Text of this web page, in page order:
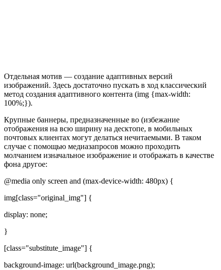
Отдельная мотив — создание адаптивных версий
изображений. Здесь достаточно пускать в ход классический
метод создания адаптивного контента (img {max-width:
100%;}).
Крупные баннеры, предназначенные во (избежание
отображения на всю ширину на десктопе, в мобильных
почтовых клиентах могут делаться нечитаемыми. В таком
случае с помощью медиазапросов можно проходить
молчанием изначальное изображение и отображать в качестве
фона другое:
@media only screen and (max-device-width: 480px) {
img[class="original_img"] {
display: none;
}
[class="substitute_image"] {
background-image: url(background_image.png);